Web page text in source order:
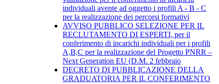
individuali avente ad oggetto i profili A - B - C
per la realizzazione dei percorsi formativi
AVVISO PUBBLICO SELEZIONE PER IL
RECLUTAMENTO DI ESPERTI, per il
conferimento di incarichi individuali per i profili
A,B,C per la realizzazione del Progetto PNRR –
Next Generation EU (D.M. 2 febbraio
DECRETO DI PUBBLICAZIONE DELLA
GRADUATORIA PER IL CONFERIMENTO